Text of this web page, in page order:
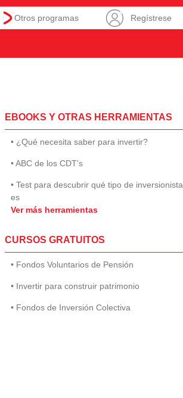
Otros programas Regístrese
EBOOKS Y OTRAS HERRAMIENTAS
• ¿Qué necesita saber para invertir?
• ABC de los CDT’s
• Test para descubrir qué tipo de inversionista
es
Ver más herramientas
CURSOS GRATUITOS
• Fondos Voluntarios de Pensión
• Invertir para construir patrimonio
• Fondos de Inversión Colectiva